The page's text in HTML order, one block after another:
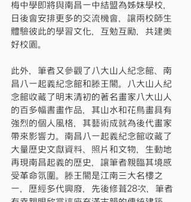
梅中學即將與南昌一中結盟為姊妹學校，
日後會安排更多的交流機會，讓兩校師生
體驗彼此的學習文化，互勉互勵，共建美
好校園。
此外，筆者又參觀了八大山人紀念館、南
昌八一起義紀念館和滕王閣。八大山人紀
念館收藏了明末清初的著名畫家八大山人
的百多幅書畫作品，其山水和花鳥畫具有
強烈的個人風格，其藝術成就為後代畫家
帶來影響力。南昌八一起義紀念館收藏了
大量歷史文獻資料、照片和文物，生動地
再現南昌起義的歷史，讓筆者親臨其境感
受革命氛圍。滕王閣是江南三大名樓之
一，歷經多代興廢，先後修葺28次，筆者